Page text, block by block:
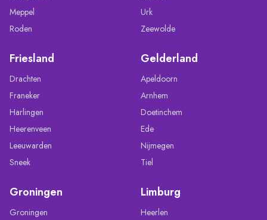
Meppel
Roden
Urk
Zeewolde
Friesland
Drachten
Franeker
Harlingen
Heerenveen
Leeuwarden
Sneek
Gelderland
Apeldoorn
Arnhem
Doetinchem
Ede
Nijmegen
Tiel
Groningen
Groningen
Limburg
Heerlen